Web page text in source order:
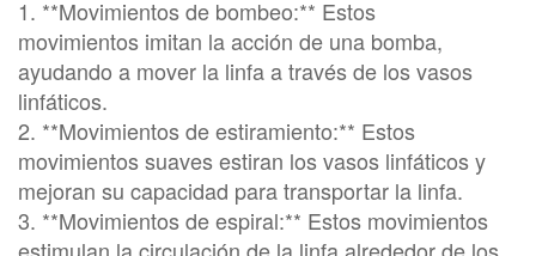
1. **Movimientos de bombeo:** Estos
movimientos imitan la acción de una bomba,
ayudando a mover la linfa a través de los vasos
linfáticos.
2. **Movimientos de estiramiento:** Estos
movimientos suaves estiran los vasos linfáticos y
mejoran su capacidad para transportar la linfa.
3. **Movimientos de espiral:** Estos movimientos